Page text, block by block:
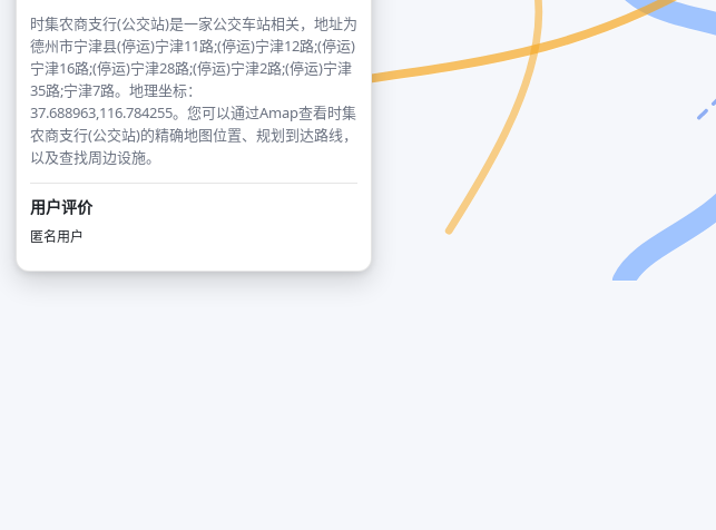
时集农商支行(公交站)是一家公交车站相关，地址为
德州市宁津县(停运)宁津11路;(停运)宁津12路;(停运)
宁津16路;(停运)宁津28路;(停运)宁津2路;(停运)宁津
35路;宁津7路。地理坐标：
37.688963,116.784255。您可以通过Amap查看时集
农商支行(公交站)的精确地图位置、规划到达路线，
以及查找周边设施。
用户评价
匿名用户